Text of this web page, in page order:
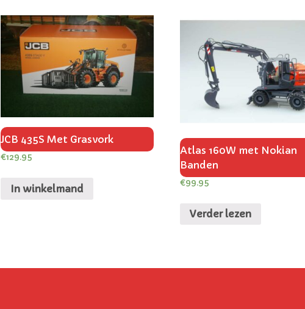
JCB 435S Met Grasvork
€129.95
In winkelmand
Atlas 160W met Nokian
Banden
€99.95
Verder lezen